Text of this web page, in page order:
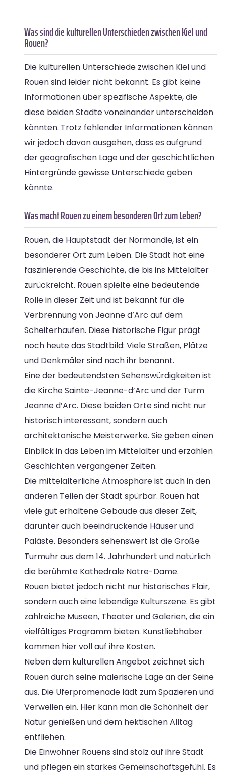
Was sind die kulturellen Unterschieden zwischen Kiel und
Rouen?
Die kulturellen Unterschiede zwischen Kiel und
Rouen sind leider nicht bekannt. Es gibt keine
Informationen über spezifische Aspekte, die
diese beiden Städte voneinander unterscheiden
könnten. Trotz fehlender Informationen können
wir jedoch davon ausgehen, dass es aufgrund
der geografischen Lage und der geschichtlichen
Hintergründe gewisse Unterschiede geben
könnte.
Was macht Rouen zu einem besonderen Ort zum Leben?
Rouen, die Hauptstadt der Normandie, ist ein
besonderer Ort zum Leben. Die Stadt hat eine
faszinierende Geschichte, die bis ins Mittelalter
zurückreicht. Rouen spielte eine bedeutende
Rolle in dieser Zeit und ist bekannt für die
Verbrennung von Jeanne d’Arc auf dem
Scheiterhaufen. Diese historische Figur prägt
noch heute das Stadtbild: Viele Straßen, Plätze
und Denkmäler sind nach ihr benannt.
Eine der bedeutendsten Sehenswürdigkeiten ist
die Kirche Sainte-Jeanne-d’Arc und der Turm
Jeanne d’Arc. Diese beiden Orte sind nicht nur
historisch interessant, sondern auch
architektonische Meisterwerke. Sie geben einen
Einblick in das Leben im Mittelalter und erzählen
Geschichten vergangener Zeiten.
Die mittelalterliche Atmosphäre ist auch in den
anderen Teilen der Stadt spürbar. Rouen hat
viele gut erhaltene Gebäude aus dieser Zeit,
darunter auch beeindruckende Häuser und
Paläste. Besonders sehenswert ist die Große
Turmuhr aus dem 14. Jahrhundert und natürlich
die berühmte Kathedrale Notre-Dame.
Rouen bietet jedoch nicht nur historisches Flair,
sondern auch eine lebendige Kulturszene. Es gibt
zahlreiche Museen, Theater und Galerien, die ein
vielfältiges Programm bieten. Kunstliebhaber
kommen hier voll auf ihre Kosten.
Neben dem kulturellen Angebot zeichnet sich
Rouen durch seine malerische Lage an der Seine
aus. Die Uferpromenade lädt zum Spazieren und
Verweilen ein. Hier kann man die Schönheit der
Natur genießen und dem hektischen Alltag
entfliehen.
Die Einwohner Rouens sind stolz auf ihre Stadt
und pflegen ein starkes Gemeinschaftsgefühl. Es